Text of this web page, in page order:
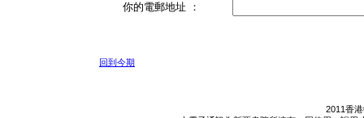
你的電郵地址 ：
回到今期
2011香